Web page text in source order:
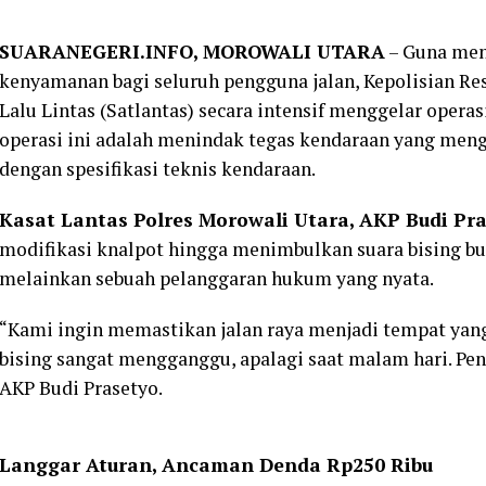
SUARANEGERI.INFO, MOROWALI UTARA– Guna
kenyamanan bagi seluruh pengguna jalan, Kepolisian
Lalu Lintas (Satlantas) secara intensif menggelar
operasi ini adalah menindak tegas kendaraan yang
dengan spesifikasi teknis kendaraan.
Kasat Lantas Polres Morowali Utara, AKP Budi
modifikasi knalpot hingga menimbulkan suara bising
melainkan sebuah pelanggaran hukum yang nyata.
“Kami ingin memastikan jalan raya menjadi tempat
bising sangat mengganggu, apalagi saat malam hari.
AKP Budi Prasetyo.
Langgar Aturan, Ancaman Denda Rp250 Ribu